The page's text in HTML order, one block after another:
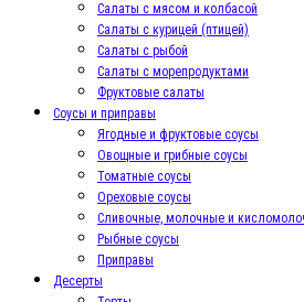
Салаты с мясом и колбасой
Салаты с курицей (птицей)
Салаты с рыбой
Салаты с морепродуктами
Фруктовые салаты
Соусы и приправы
Ягодные и фруктовые соусы
Овощные и грибные соусы
Томатные соусы
Ореховые соусы
Сливочные, молочные и
Рыбные соусы
Приправы
Десерты